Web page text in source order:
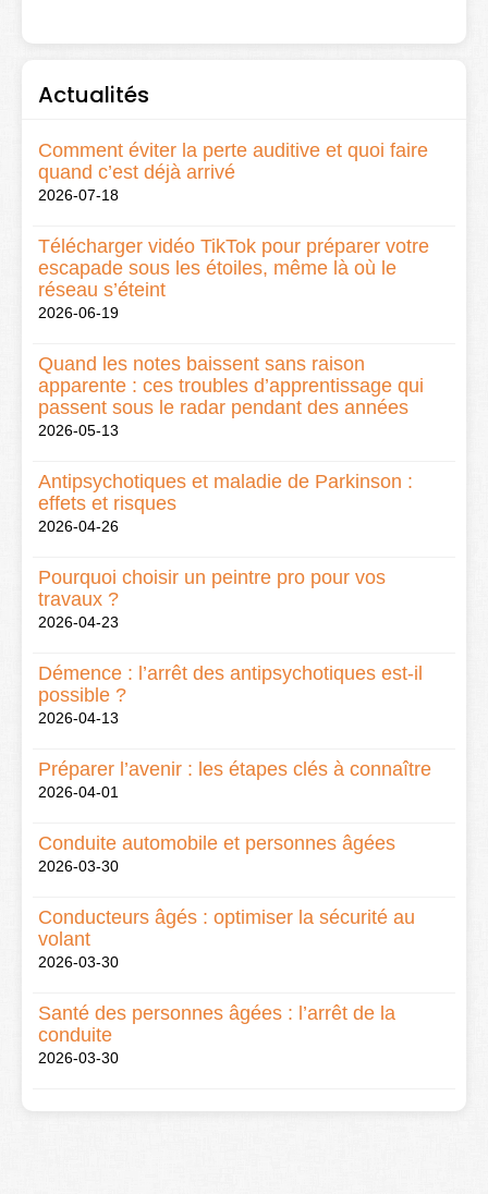
Actualités
Comment éviter la perte auditive et quoi faire
quand c’est déjà arrivé
2026-07-18
Télécharger vidéo TikTok pour préparer votre
escapade sous les étoiles, même là où le
réseau s’éteint
2026-06-19
Quand les notes baissent sans raison
apparente : ces troubles d’apprentissage qui
passent sous le radar pendant des années
2026-05-13
Antipsychotiques et maladie de Parkinson :
effets et risques
2026-04-26
Pourquoi choisir un peintre pro pour vos
travaux ?
2026-04-23
Démence : l’arrêt des antipsychotiques est-il
possible ?
2026-04-13
Préparer l’avenir : les étapes clés à connaître
2026-04-01
Conduite automobile et personnes âgées
2026-03-30
Conducteurs âgés : optimiser la sécurité au
volant
2026-03-30
Santé des personnes âgées : l’arrêt de la
conduite
2026-03-30